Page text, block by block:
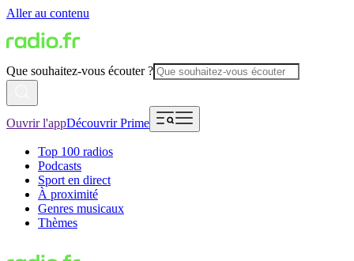
Aller au contenu
Que souhaitez-vous écouter ?
Ouvrir l'appDécouvrir Prime
Top 100 radios
Podcasts
Sport en direct
À proximité
Genres musicaux
Thèmes